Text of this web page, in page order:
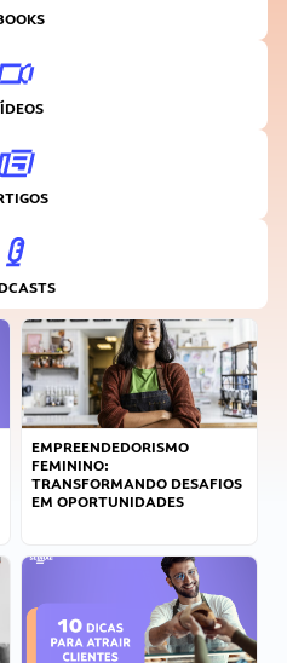
EMPREENDEDORISMO
FEMININO:
TRANSFORMANDO DESAFIOS
EM OPORTUNIDADES